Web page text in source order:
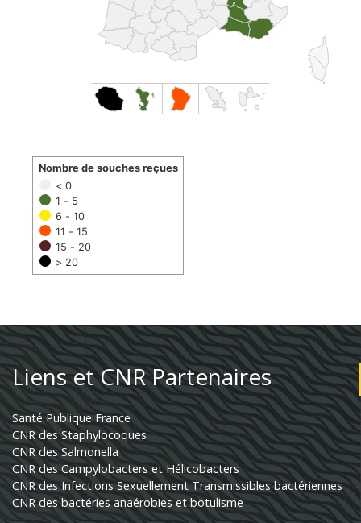
< 0
1 - 5
6 - 10
11 - 15
15 - 20
> 20
Nombre de souches reçues
Liens et CNR Partenaires
Santé Publique France
CNR des Staphylocoques
CNR des Salmonella
CNR des Campylobacters et Hélicobacters
CNR des Infections Sexuellement Transmissibles bactériennes
CNR des bactéries anaérobies et botulisme